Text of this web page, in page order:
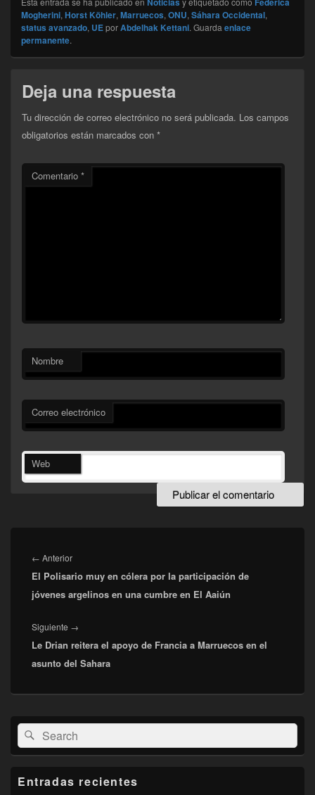
Mogherini, Horst Köhler, Marruecos, ONU, Sáhara Occidental,
status avanzado, UEporAbdelhak Kettani. Guarda enlace
permanente.
Deja una respuesta
Tu dirección de correo electrónico no será publicada. Los campos
obligatorios están marcados con *
Comentario *
Nombre
Correo electrónico
Web
de
entradas
← AnteriorEntrada
anterior:
El Polisario muy en cólera por la participación de
jóvenes argelinos en una cumbre en El Aaiún
Siguiente →
siguiente:
Le Drian reitera el apoyo de Francia a Marruecos en el
asunto del Sahara
área
de
widget
lateral
Buscar
por:
Buscar
Entradas recientes